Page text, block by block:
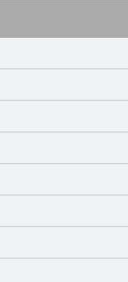
去，成长路上
笑颜，开启新的
，跪着也要走完
多多珍惜，收
，年还是要更
结经验，生活
多，2022的成